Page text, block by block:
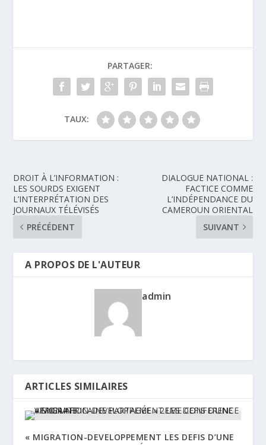
PARTAGER:
TAUX:
DROIT À L’INFORMATION :
LES SOURDS EXIGENT
L’INTERPRÉTATION DES
JOURNAUX TÉLÉVISÉS
PRÉCÉDENT
DIALOGUE NATIONAL :
FACTICE COMME
L’INDÉPENDANCE DU
CAMEROUN ORIENTAL
SUIVANT
A PROPOS DE L'AUTEUR
admin
ARTICLES SIMILAIRES
« MIGRATION-DEVELOPPEMENT LES DEFIS D’UNE